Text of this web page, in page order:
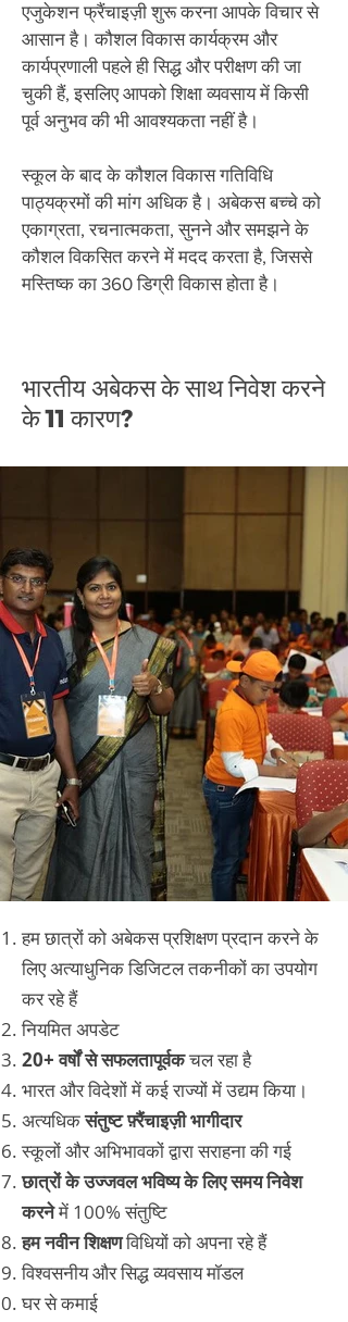
एजुकेशन फ्रैंचाइज़ी शुरू करना आपके विचार से
आसान है। कौशल विकास कार्यक्रम और
कार्यप्रणाली पहले ही सिद्ध और परीक्षण की जा
चुकी हैं, इसलिए आपको शिक्षा व्यवसाय में किसी
पूर्व अनुभव की भी आवश्यकता नहीं है।
स्कूल के बाद के कौशल विकास गतिविधि
पाठ्यक्रमों की मांग अधिक है। अबेकस बच्चे को
एकाग्रता, रचनात्मकता, सुनने और समझने के
कौशल विकसित करने में मदद करता है, जिससे
मस्तिष्क का 360 डिग्री विकास होता है।
भारतीय अबेकस के साथ निवेश करने
के 11 कारण?
हम छात्रों को अबेकस प्रशिक्षण प्रदान करने के
लिए अत्याधुनिक डिजिटल तकनीकों का उपयोग
कर रहे हैं
नियमित अपडेट
20+ वर्षों से सफलतापूर्वकचल रहा है
भारत और विदेशों में कई राज्यों में उद्यम किया।
अत्यधिकसंतुष्ट फ़्रैंचाइज़ी भागीदार
स्कूलों और अभिभावकों द्वारा सराहना की गई
छात्रों के उज्जवल भविष्य के लिए समय निवेश
करनेमें 100% संतुष्टि
हम नवीन शिक्षणविधियों को अपना रहे हैं
विश्वसनीय और सिद्ध व्यवसाय मॉडल
घर से कमाई